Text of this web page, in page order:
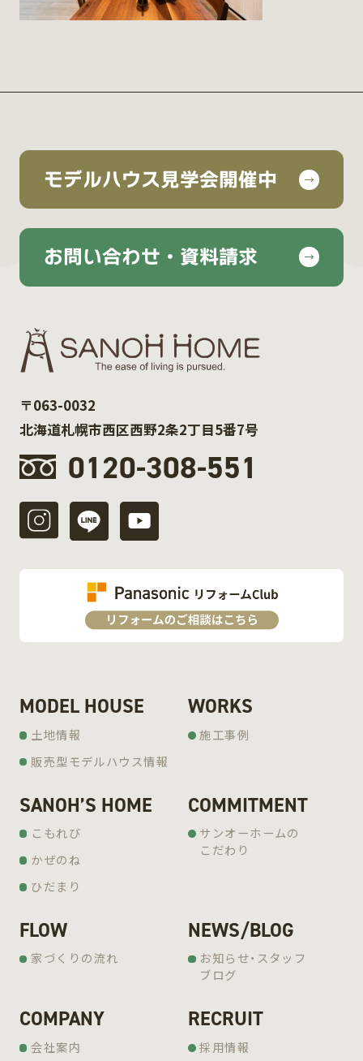
モデルハウス見学会開催中
お問い合わせ・資料請求
〒063-0032
北海道札幌市西区西野2条2丁目5番7号
0120-308-551
MODEL HOUSE
土地情報
販売型モデルハウス情報
WORKS
施工事例
SANOH’S HOME
こもれび
かぜのね
ひだまり
COMMITMENT
サンオーホームの
こだわり
FLOW
家づくりの流れ
NEWS/BLOG
お知らせ・スタッフ
ブログ
COMPANY
会社案内
RECRUIT
採用情報